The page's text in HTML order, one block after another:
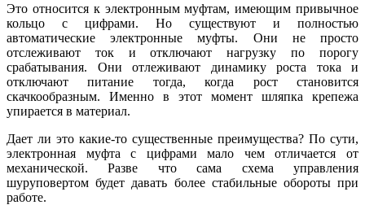
Это относится к электронным муфтам, имеющим привычное
кольцо с цифрами. Но существуют и полностью
автоматические электронные муфты. Они не просто
отслеживают ток и отключают нагрузку по порогу
срабатывания. Они отлеживают динамику роста тока и
отключают питание тогда, когда рост становится
скачкообразным. Именно в этот момент шляпка крепежа
упирается в материал.
Дает ли это какие-то существенные преимущества? По сути,
электронная муфта с цифрами мало чем отличается от
механической. Разве что сама схема управления
шуруповертом будет давать более стабильные обороты при
работе.